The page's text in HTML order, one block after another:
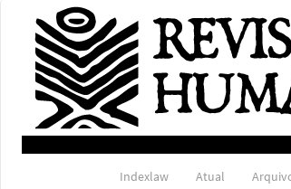
Navegação
Principal
Conteúdo
principal
Barra
Lateral
Indexlaw Atual